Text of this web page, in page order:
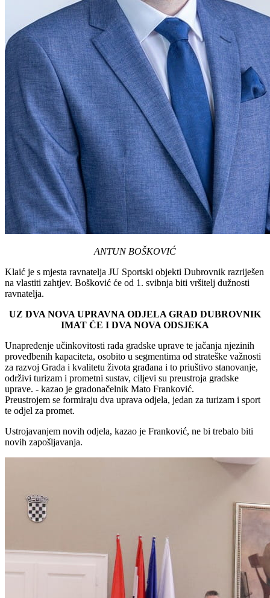
ANTUN BOŠKOVIĆ
Klaić je s mjesta ravnatelja JU Sportski objekti Dubrovnik razriješen
na vlastiti zahtjev. Bošković će od 1. svibnja biti vršitelj dužnosti
ravnatelja.
UZ DVA NOVA UPRAVNA ODJELA GRAD DUBROVNIK
IMAT ĆE I DVA NOVA ODSJEKA
Unapređenje učinkovitosti rada gradske uprave te jačanja njezinih
provedbenih kapaciteta, osobito u segmentima od strateške važnosti
za razvoj Grada i kvalitetu života građana i to priuštivo stanovanje,
održivi turizam i prometni sustav, ciljevi su preustroja gradske
uprave. - kazao je gradonačelnik Mato Franković.
Preustrojem se formiraju dva uprava odjela, jedan za turizam i sport
te odjel za promet.
Ustrojavanjem novih odjela, kazao je Franković, ne bi trebalo biti
novih zapošljavanja.